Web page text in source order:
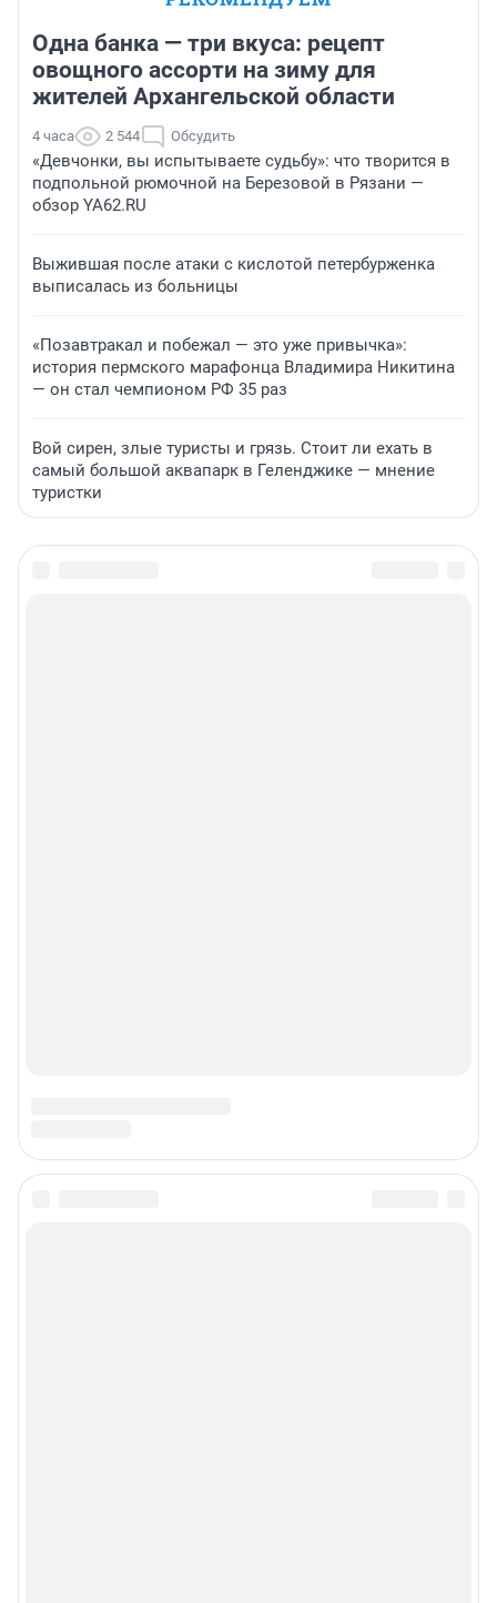
Одна банка — три вкуса: рецепт
овощного ассорти на зиму для
жителей Архангельской области
4 часа 2 544 Обсудить
«Девчонки, вы испытываете судьбу»: что творится в
подпольной рюмочной на Березовой в Рязани —
обзор YA62.RU
Выжившая после атаки с кислотой петербурженка
выписалась из больницы
«Позавтракал и побежал — это уже привычка»:
история пермского марафонца Владимира Никитина
— он стал чемпионом РФ 35 раз
Вой сирен, злые туристы и грязь. Стоит ли ехать в
самый большой аквапарк в Геленджике — мнение
туристки